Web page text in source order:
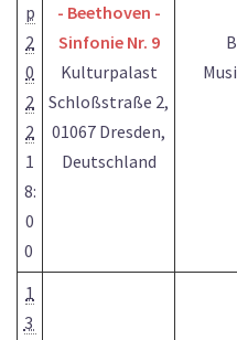
p
2
0
2
2
1
8:
0
0
- Beethoven -
Sinfonie Nr. 9
Kulturpalast
Schloßstraße 2,
01067 Dresden,
Deutschland
1
3